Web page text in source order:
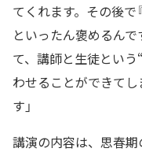
てくれます。その後で
といったん褒めるん
て、講師と生徒とい
わせることができて
す」
講演の内容は、思春